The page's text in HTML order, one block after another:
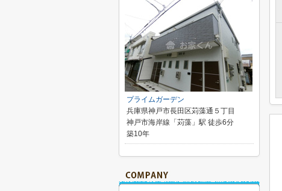
プライムガーデン
兵庫県神戸市長田区苅藻通５丁目
神戸市海岸線「苅藻」駅 徒歩6分
築10年